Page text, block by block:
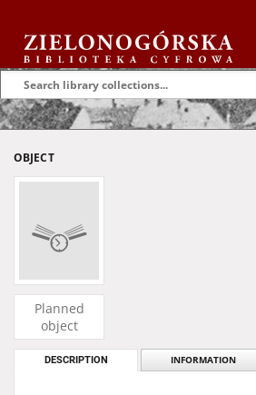
OBJECT
Planned
object
DESCRIPTION INFORMATION